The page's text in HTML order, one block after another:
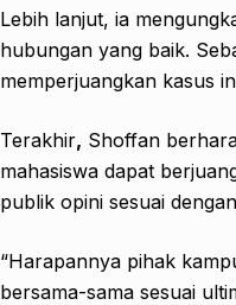
Lebih lanjut, ia
hubungan yang baik.
memperjuangkan kasus
Terakhir, Shoffan
mahasiswa dapat
publik opini sesuai
“Harapannya pihak
bersama-sama sesuai